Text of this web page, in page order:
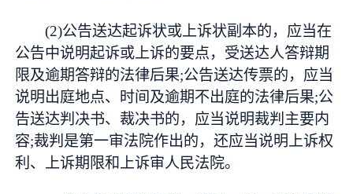
(2)公告送达起诉状或上诉状副本的，应当在
公告中说明起诉或上诉的要点，受送达人答辩期
限及逾期答辩的法律后果;公告送达传票的，应当
说明出庭地点、时间及逾期不出庭的法律后果;公
告送达判决书、裁决书的，应当说明裁判主要内
容;裁判是第一审法院作出的，还应当说明上诉权
利、上诉期限和上诉审人民法院。